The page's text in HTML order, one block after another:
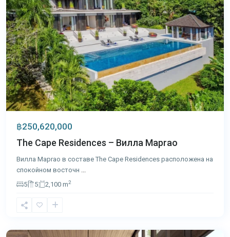
฿250,620,000
The Cape Residences – Вилла Maprao
Вилла Maprao в составе The Cape Residences расположена на
спокойном восточн ...
5
5 2,100 m2
Панва
,